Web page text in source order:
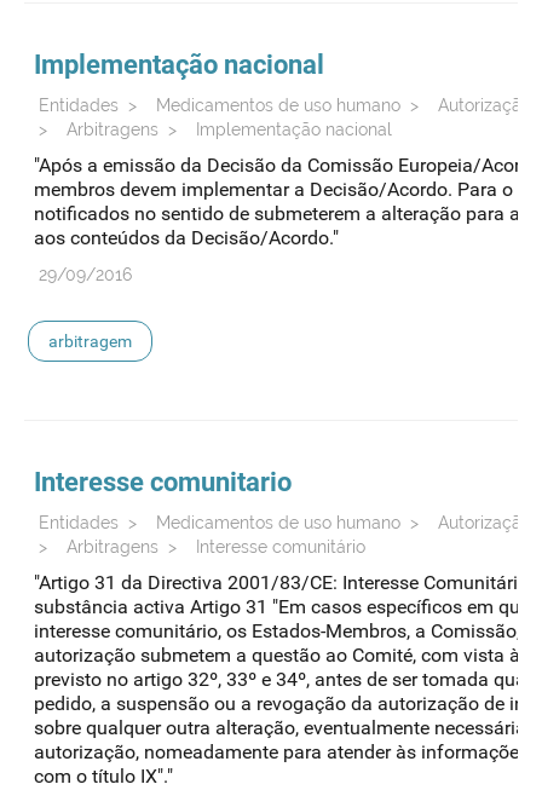
Implementação nacional
Entidades > Medicamentos de uso humano >
Autorização
>
Arbitragens > Implementação nacional
"Após a emissão da Decisão da Comissão Europeia/
membros devem implementar a Decisão/Acordo. Para o
notificados no sentido de submeterem a alteração para
aos conteúdos da Decisão/Acordo."
29/09/2016
arbitragem
Interesse comunitario
Entidades > Medicamentos de uso humano >
Autorização
>
Arbitragens > Interesse comunitário
"Artigo 31 da Directiva 2001/83/CE: Interesse
substância activa Artigo 31 "Em casos específicos em que
interesse comunitário, os Estados-Membros, a Comissão,
autorização submetem a questão ao Comité, com vista à
previsto no artigo 32º, 33º e 34º, antes de ser tomada
pedido, a suspensão ou a revogação da autorização de
sobre qualquer outra alteração, eventualmente necessária,
autorização, nomeadamente para atender às informações
com o título IX"."